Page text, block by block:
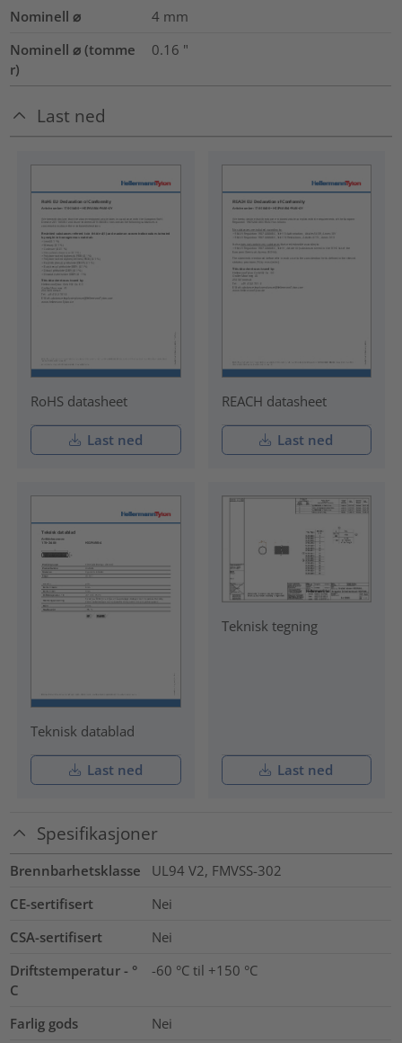
Nominell ⌀
4 mm
Nominell ⌀ (tomme
r)
0.16 "
Last ned
RoHS datasheet
Last ned
REACH datasheet
Last ned
Teknisk datablad
Last ned
Teknisk tegning
Last ned
Spesifikasjoner
Brennbarhetsklasse
UL94 V2, FMVSS-302
CE-sertifisert
Nei
CSA-sertifisert
Nei
Driftstemperatur - °
C
-60 °C til +150 °C
Farlig gods Nei